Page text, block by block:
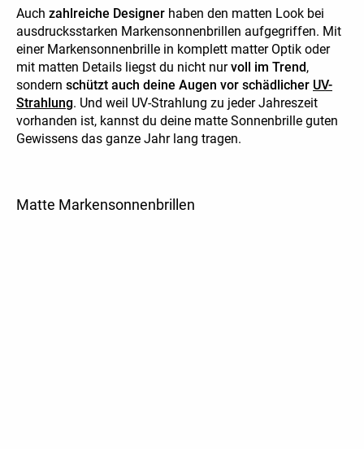
Auch zahlreiche Designer haben den matten Look bei
ausdrucksstarken Markensonnenbrillen aufgegriffen. Mit
einer Markensonnenbrille in komplett matter Optik oder
mit matten Details liegst du nicht nurvoll im Trend,
sondern schützt auch deine Augen vor schädlicher UV-
Strahlung. Und weil UV-Strahlung zu jeder Jahreszeit
vorhanden ist, kannst du deine matte Sonnenbrille guten
Gewissens das ganze Jahr lang tragen.
Matte Markensonnenbrillen